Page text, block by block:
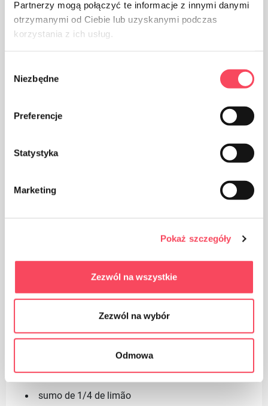
Partnerzy mogą połączyć te informacje z innymi danymi
otrzymanymi od Ciebie lub uzyskanymi podczas
korzystania z ich usług.
zgody
Niezbędne
Preferencje
Statystyka
Marketing
Pokaż szczegóły
Zezwól na wszystkie
Zezwól na wybór
Odmowa
4 coxas de frango ou 2 peitos
5–6 batatas
1 pimento
1 cebola
1 colher de chá de colorau picante
1 colher de chá de ervas da Provença
200 g de iogurte natural
sumo de 1/4 de limão